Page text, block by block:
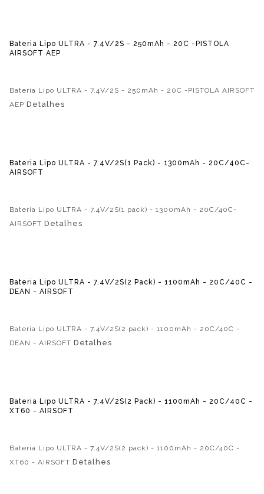
Bateria Lipo ULTRA - 7.4V/2S - 250mAh - 20C -PISTOLA
AIRSOFT AEP
Bateria Lipo ULTRA - 7.4V/2S - 250mAh - 20C -PISTOLA AIRSOFT
AEP Detalhes
Bateria Lipo ULTRA - 7.4V/2S(1 Pack) - 1300mAh - 20C/40C-
AIRSOFT
Bateria Lipo ULTRA - 7.4V/2S(1 pack) - 1300mAh - 20C/40C-
AIRSOFT Detalhes
Bateria Lipo ULTRA - 7.4V/2S(2 Pack) - 1100mAh - 20C/40C -
DEAN - AIRSOFT
Bateria Lipo ULTRA - 7.4V/2S(2 pack) - 1100mAh - 20C/40C -
DEAN - AIRSOFT Detalhes
Bateria Lipo ULTRA - 7.4V/2S(2 Pack) - 1100mAh - 20C/40C -
XT60 - AIRSOFT
Bateria Lipo ULTRA - 7.4V/2S(2 pack) - 1100mAh - 20C/40C -
XT60 - AIRSOFT Detalhes